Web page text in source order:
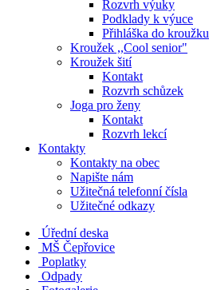
Rozvrh výuky
Podklady k výuce
Přihláška do kroužku
Kroužek ,,Cool senior"
Kroužek šití
Kontakt
Rozvrh schůzek
Joga pro ženy
Kontakt
Rozvrh lekcí
Kontakty
Kontakty na obec
Napište nám
Užitečná telefonní čísla
Užitečné odkazy
Úřední deska
MŠ Čepřovice
Poplatky
Odpady